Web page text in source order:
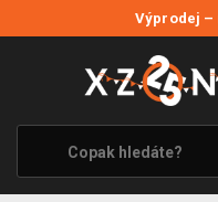
Výprodej –
VÝPRODEJ
VIDEOHRY
XZONE ORIGINALS
TÉMATIKY